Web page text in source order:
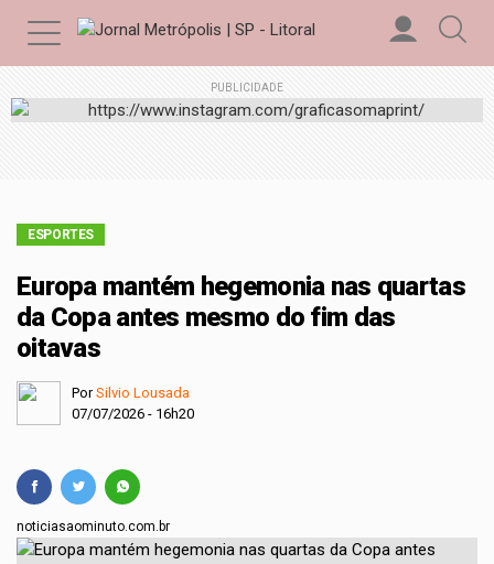
PUBLICIDADE
ESPORTES
Europa mantém hegemonia nas quartas
da Copa antes mesmo do fim das
oitavas
PorSilvio Lousada
07/07/2026 - 16h20
noticiasaominuto.com.br